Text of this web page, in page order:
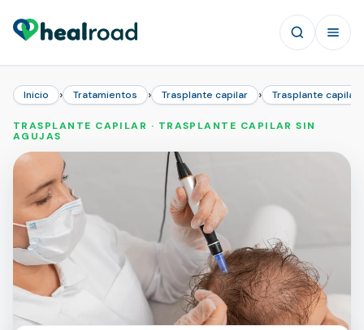
Inicio › Tratamientos › Trasplante capilar › Trasplante capilar
TRASPLANTE CAPILAR · TRASPLANTE CAPILAR SIN
AGUJAS